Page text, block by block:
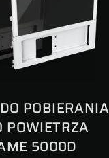
POBIERANIA
POWIETRZA
5000D